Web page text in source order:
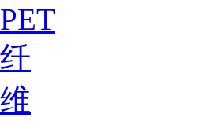
PET
纤
维